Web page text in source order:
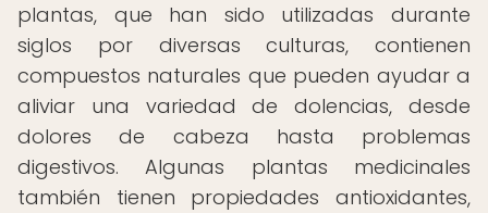
plantas, que han sido utilizadas durante
siglos por diversas culturas, contienen
compuestos naturales que pueden ayudar a
aliviar una variedad de dolencias, desde
dolores de cabeza hasta problemas
digestivos. Algunas plantas medicinales
también tienen propiedades antioxidantes,